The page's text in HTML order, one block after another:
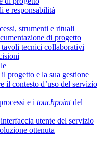
e responsabilità
strumenti e rituali
di progetto
tecnici collaborativi
progetto e la sua gestione
il contesto d’uso del servizio
e i touchpointdel
utente del servizio
ottenuta